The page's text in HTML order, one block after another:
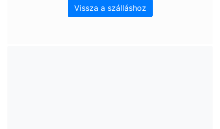
Vissza a szálláshoz